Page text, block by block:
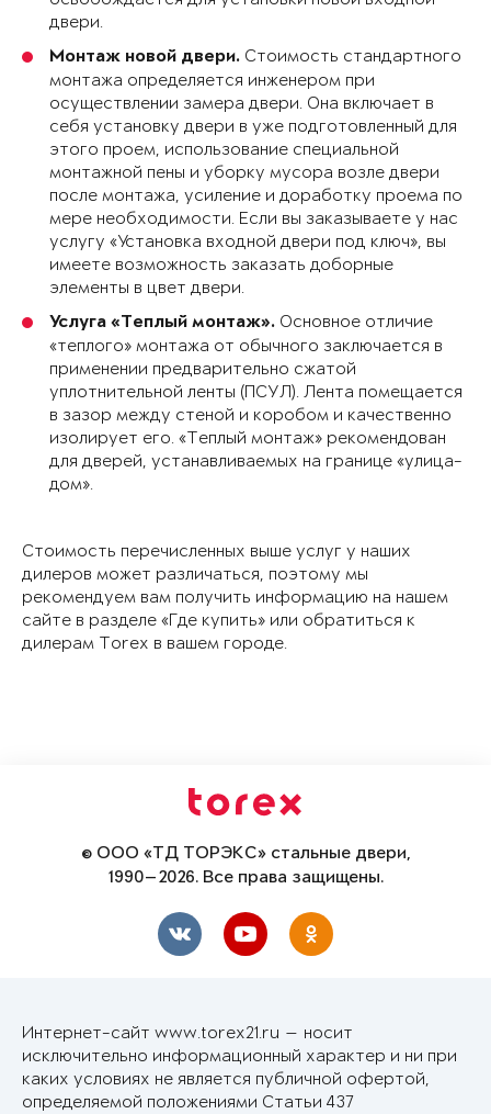
двери.
Монтаж новой двери. Стоимость стандартного
монтажа определяется инженером при
осуществлении замера двери. Она включает в
себя установку двери в уже подготовленный для
этого проем, использование специальной
монтажной пены и уборку мусора возле двери
после монтажа, усиление и доработку проема по
мере необходимости. Если вы заказываете у нас
услугу «Установка входной двери под ключ», вы
имеете возможность заказать доборные
элементы в цвет двери.
Услуга «Теплый монтаж». Основное отличие
«теплого» монтажа от обычного заключается в
применении предварительно сжатой
уплотнительной ленты (ПСУЛ). Лента помещается
в зазор между стеной и коробом и качественно
изолирует его. «Теплый монтаж» рекомендован
для дверей, устанавливаемых на границе «улица-
дом».
Стоимость перечисленных выше услуг у наших
дилеров может различаться, поэтому мы
рекомендуем вам получить информацию на нашем
сайте в разделе «Где купить» или обратиться к
дилерам Torex в вашем городе.
© ООО «ТД ТОРЭКС» стальные двери,
1990—2026. Все права защищены.
Интернет-сайт www.torex21.ru — носит
исключительно информационный характер и ни при
каких условиях не является публичной офертой,
определяемой положениями Статьи 437